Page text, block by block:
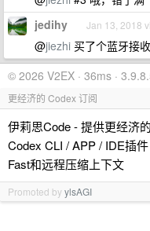
jedihy Jan 13, 2018
@jiezhi 买了个蓝牙接
© 2026 V2EX · 36ms ·
更经济的 Codex 订阅
伊莉思Code - 提供更经济
Codex CLI / APP / IDE插
Fast和远程压缩上下文
Promoted byylsAGI